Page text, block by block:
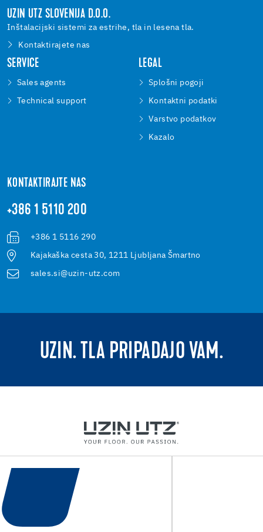
UZIN UTZ SLOVENIJA D.O.O.
Inštalacijski sistemi za estrihe, tla in lesena tla.
Kontaktirajete nas
SERVICE
Sales agents
Technical support
LEGAL
Splošni pogoji
Kontaktni podatki
Varstvo podatkov
Kazalo
KONTAKTIRAJTE NAS
+386 1 5110 200
+386 1 5116 290
Kajakaška cesta 30, 1211 Ljubljana Šmartno
sales.si@uzin-utz.com
UZIN. TLA PRIPADAJO VAM.